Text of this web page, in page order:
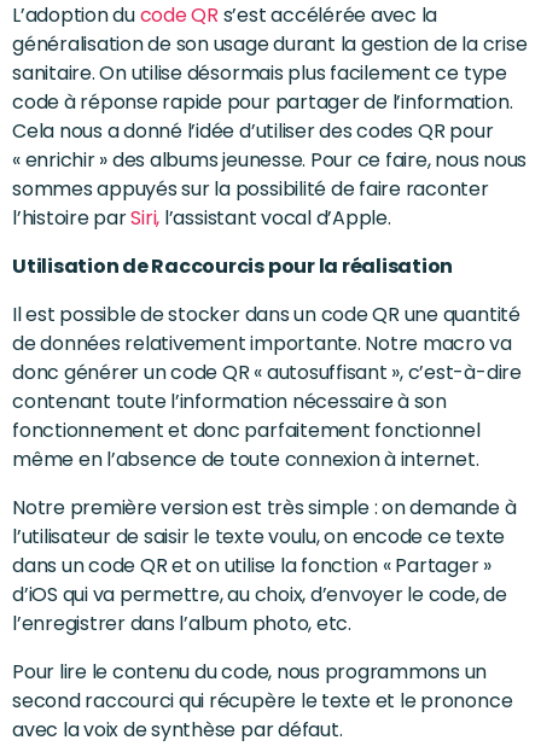
L’adoption ducode QR s’est accélérée avec la
généralisation de son usage durant la gestion de la crise
sanitaire. On utilise désormais plus facilement ce type
code à réponse rapide pour partager de l’information.
Cela nous a donné l’idée d’utiliser des codes QR pour
« enrichir » des albums jeunesse. Pour ce faire, nous nous
sommes appuyés sur la possibilité de faire raconter
l’histoire parSiri, l’assistant vocal d’Apple.
Utilisation de Raccourcis pour la réalisation
Il est possible de stocker dans un code QR une quantité
de données relativement importante. Notre macro va
donc générer un code QR « autosuffisant », c’est-à-dire
contenant toute l’information nécessaire à son
fonctionnement et donc parfaitement fonctionnel
même en l’absence de toute connexion à internet.
Notre première version est très simple : on demande à
l’utilisateur de saisir le texte voulu, on encode ce texte
dans un code QR et on utilise la fonction « Partager »
d’iOS qui va permettre, au choix, d’envoyer le code, de
l’enregistrer dans l’album photo, etc.
Pour lire le contenu du code, nous programmons un
second raccourci qui récupère le texte et le prononce
avec la voix de synthèse par défaut.